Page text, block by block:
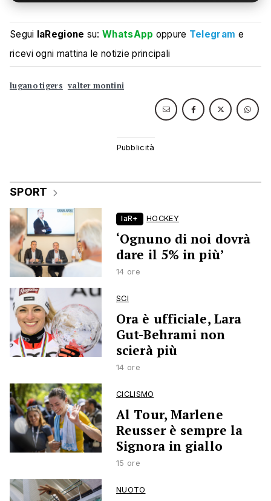
Segui laRegione su:WhatsApp oppure Telegram e
ricevi ogni mattina le notizie principali
lugano tigers valter montini
SPORT
laR+ HOCKEY
‘Ognuno di noi dovrà
dare il 5% in più’
14 ore
SCI
Ora è ufficiale, Lara
Gut-Behrami non
scierà più
14 ore
CICLISMO
Al Tour, Marlene
Reusser è sempre la
Signora in giallo
15 ore
NUOTO